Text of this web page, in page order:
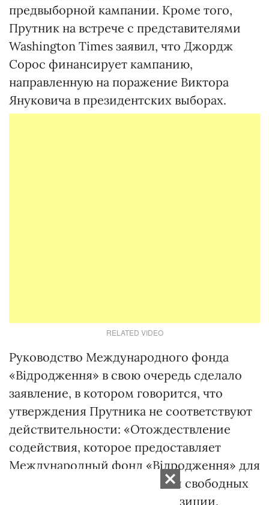
предвыборной кампании. Кроме того,
Прутник на встрече с представителями
Washington Times заявил, что Джордж
Сорос финансирует кампанию,
направленную на поражение Виктора
Януковича в президентских выборах.
RELATED VIDEO
Руководство Международного фонда
«Відродження» в свою очередь сделало
заявление, в котором говорится, что
утверждения Прутника не соответствуют
действительности: «Отождествление
содействия, которое предоставляет
Международный фонд «Відродження» для
обеспечения справедливых и свободных
выборов, с поддержкой оппозиции,